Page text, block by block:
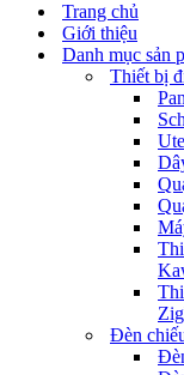
Trang chủ
Giới thiệu
Danh mục sản
Thiết bị
Đèn